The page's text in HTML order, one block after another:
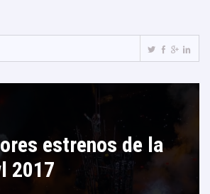
estrenos de la
2017